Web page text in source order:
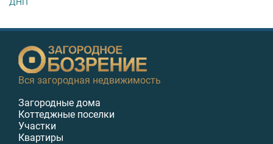
Вся загородная недвижимость
Загородные дома
Коттеджные поселки
Участки
Квартиры